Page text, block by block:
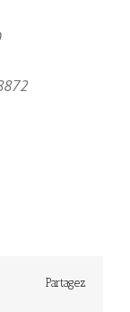
Partagez